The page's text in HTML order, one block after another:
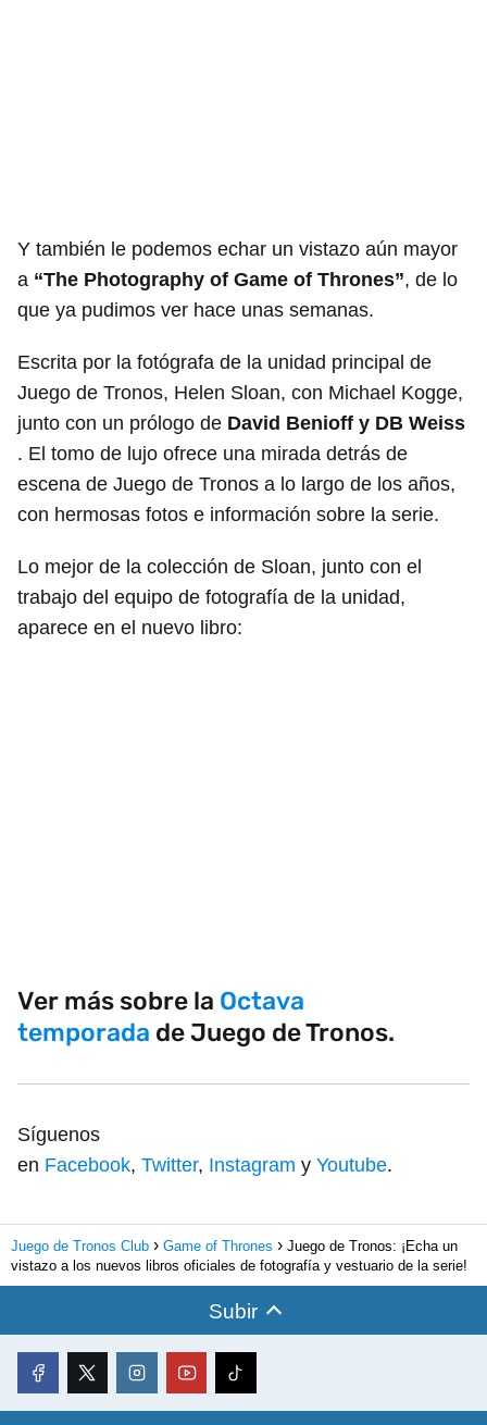
Y también le podemos echar un vistazo aún mayor
a “The Photography of Game of Thrones”, de lo
que ya pudimos ver hace unas semanas.
Escrita por la fotógrafa de la unidad principal de
Juego de Tronos, Helen Sloan, con Michael Kogge,
junto con un prólogo de David Benioff y DB Weiss
. El tomo de lujo ofrece una mirada detrás de
escena de Juego de Tronos a lo largo de los años,
con hermosas fotos e información sobre la serie.
Lo mejor de la colección de Sloan, junto con el
trabajo del equipo de fotografía de la unidad,
aparece en el nuevo libro:
Ver más sobre la Octava
temporada de Juego de Tronos.
Síguenos
en Facebook, Twitter, Instagram y Youtube.
Juego de Tronos Club Game of Thrones
Juego de Tronos: ¡Echa un
vistazo a los nuevos libros oficiales de fotografía y vestuario de la serie!
Subir